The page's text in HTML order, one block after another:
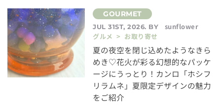
JUL 31ST, 2026. BY
sunflower
グルメ > お取り寄せ
夏の夜空を閉じ込めたようなきら
めき♡花火が彩る幻想的なパッケ
ージにうっとり！カンロ「ホシフ
リラムネ」夏限定デザインの魅力
をご紹介